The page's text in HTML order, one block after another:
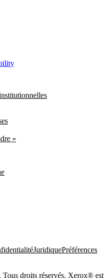
»
JuridiquePréférences
droits réservés. Xerox® est